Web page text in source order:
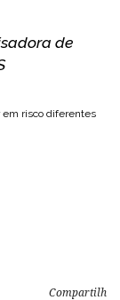
de
em risco diferentes
Compartilh